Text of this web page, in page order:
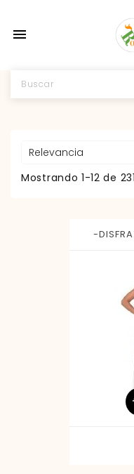

Relevancia
Mostrando 1-12 de
-